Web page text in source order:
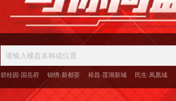
碧桂园·国岳府 锦绣·新都荟 裕昌·莲湖新城 民生·凤凰城